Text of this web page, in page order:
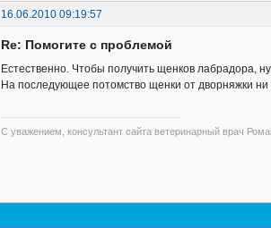
16.06.2010 09:19:57
Re: Помогите с проблемой
Естественно. Чтобы получить щенков лабрадора,
На последующее потомство щенки от дворняжки ни
С уважением, консультант сайта ветеринарный врач